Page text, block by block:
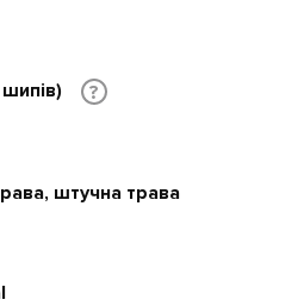
?
штучна трава